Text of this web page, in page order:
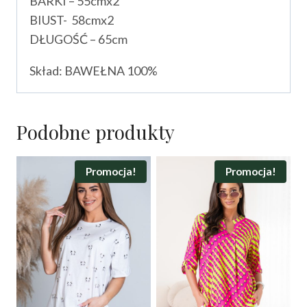
BIUST- 58cmx2
DŁUGOŚĆ – 65cm
Skład: BAWEŁNA 100%
Podobne produkty
Promocja! Promocja!